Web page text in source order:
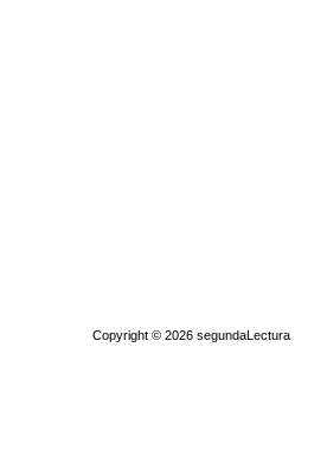
Copyright © 2026 segundaLectura